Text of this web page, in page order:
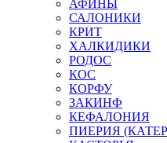
АФИНЫ
САЛОНИКИ
КРИТ
ХАЛКИДИКИ
РОДОС
КОС
КОРФУ
ЗАКИНФ
КЕФАЛОНИЯ
ПИЕРИЯ